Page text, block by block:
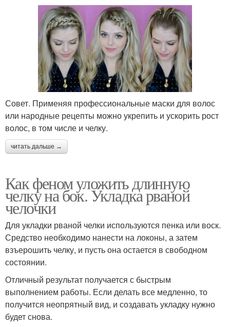
Совет. Применяя профессиональные маски для волос
или народные рецепты можно укрепить и ускорить рост
волос, в том числе и челку.
читать дальше →
Как феном уложить длинную
челку на бок. Укладка рваной
челочки
Для укладки рваной челки используются пенка или воск.
Средство необходимо нанести на локоны, а затем
взъерошить челку, и пусть она остается в свободном
состоянии.
Отличный результат получается с быстрым
выполнением работы. Если делать все медленно, то
получится неопрятный вид, и создавать укладку нужно
будет снова.